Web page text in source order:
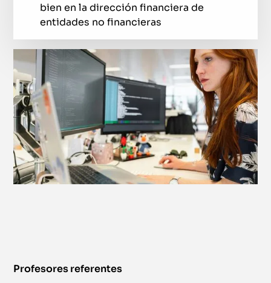
bien en la dirección financiera de
entidades no financieras
Profesores referentes